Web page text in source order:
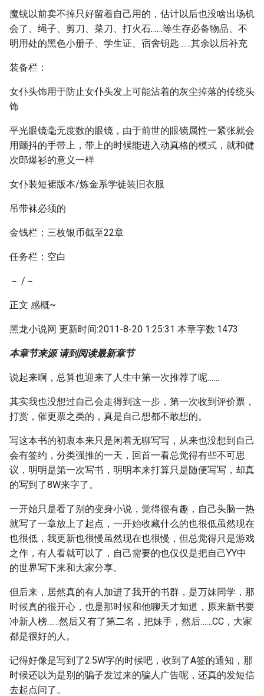
魔铳以前卖不掉只好留着自己用的，估计以后也没啥出场机
会了、绳子、剪刀、菜刀、打火石……等生存必备物品、不
明用处的黑色小册子、学生证、宿舍钥匙……其余以后补充
装备栏：
女仆头饰用于防止女仆头发上可能沾着的灰尘掉落的传统头
饰
平光眼镜毫无度数的眼镜，由于前世的眼镜属性一紧张就会
用颤抖的手带上，带上的时候能进入动真格的模式，就和健
次郎爆衫的意义一样
女仆装短裙版本/炼金系学徒装旧衣服
吊带袜必须的
金钱栏：三枚银币截至22章
任务栏：空白
－ /－
正文 感概~
黑龙小说网 更新时间:2011-8-20 1:25:31 本章字数:1473
本章节来源 请到阅读最新章节
说起来啊，总算也迎来了人生中第一次推荐了呢……
其实我也没想过自己会走得到这一步，第一次收到评价票，
打赏，催更票之类的，真是自己想都不敢想的。
写这本书的初衷本来只是闲着无聊写写，从来也没想到自己
会有签约，分类强推的一天，回首一看总觉得有些不可思
议，明明是第一次写书，明明本来打算只是随便写写，却真
的写到了8W来字了。
一开始只是看了别的变身小说，觉得很有趣，自己头脑一热
就写了一章放上了起点，一开始收藏什么的也很低虽然现在
也很低，我更新也很慢虽然现在也很慢，但总觉得只是游戏
之作，有人看就可以了，自己需要的也仅仅是把自己YY中
的世界写下来和大家分享。
但后来，居然真的有人加进了我开的书群，是万妹同学，那
时候真的很开心，也是那时候和他聊天才知道，原来新书要
冲新人榜……然后又有了第二名，把妹手，然后……CC，大家
都是很好的人。
记得好像是写到了2.5W字的时候吧，收到了A签的通知，那
时候还以为是别的骗子发过来的骗人广告呢，还真的发短信
去起点问了。